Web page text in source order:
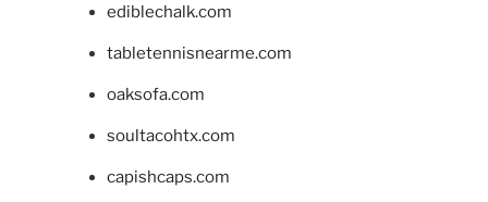
ediblechalk.com
tabletennisnearme.com
oaksofa.com
soultacohtx.com
capishcaps.com